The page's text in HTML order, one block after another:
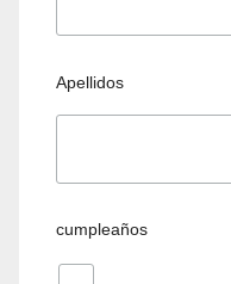
Apellidos
cumpleaños